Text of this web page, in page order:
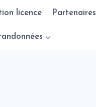
licence Partenaires